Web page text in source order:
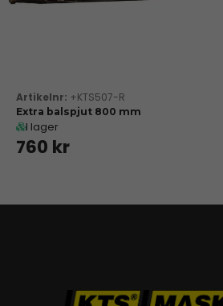
+KTS507-R
Extra balspjut 800 mm
I lager
760 kr